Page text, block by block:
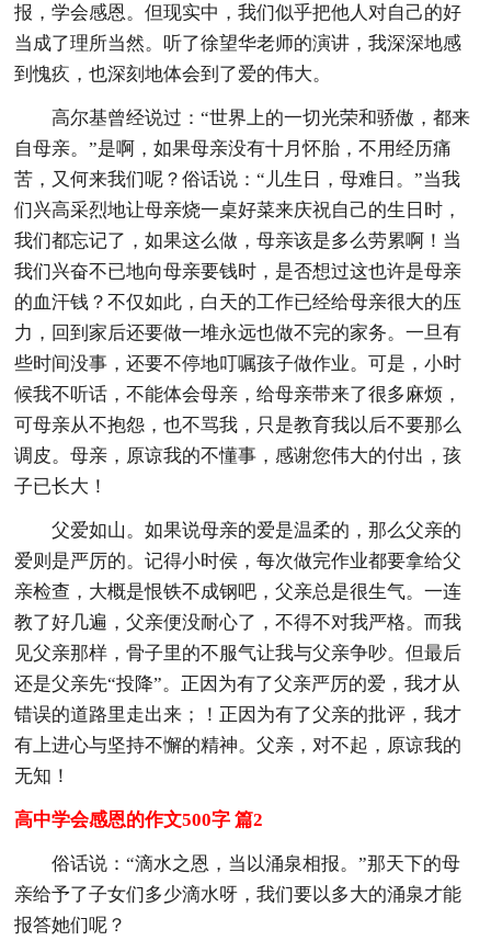
报，学会感恩。但现实中，我们似乎把他人对自己的好
当成了理所当然。听了徐望华老师的演讲，我深深地感
到愧疚，也深刻地体会到了爱的伟大。
高尔基曾经说过：“世界上的一切光荣和骄傲，都来
自母亲。”是啊，如果母亲没有十月怀胎，不用经历痛
苦，又何来我们呢？俗话说：“儿生日，母难日。”当我
们兴高采烈地让母亲烧一桌好菜来庆祝自己的生日时，
我们都忘记了，如果这么做，母亲该是多么劳累啊！当
我们兴奋不已地向母亲要钱时，是否想过这也许是母亲
的血汗钱？不仅如此，白天的工作已经给母亲很大的压
力，回到家后还要做一堆永远也做不完的家务。一旦有
些时间没事，还要不停地叮嘱孩子做作业。可是，小时
候我不听话，不能体会母亲，给母亲带来了很多麻烦，
可母亲从不抱怨，也不骂我，只是教育我以后不要那么
调皮。母亲，原谅我的不懂事，感谢您伟大的付出，孩
子已长大！
父爱如山。如果说母亲的爱是温柔的，那么父亲的
爱则是严厉的。记得小时侯，每次做完作业都要拿给父
亲检查，大概是恨铁不成钢吧，父亲总是很生气。一连
教了好几遍，父亲便没耐心了，不得不对我严格。而我
见父亲那样，骨子里的不服气让我与父亲争吵。但最后
还是父亲先“投降”。正因为有了父亲严厉的爱，我才从
错误的道路里走出来；！正因为有了父亲的批评，我才
有上进心与坚持不懈的精神。父亲，对不起，原谅我的
无知！
高中学会感恩的作文500字 篇2
俗话说：“滴水之恩，当以涌泉相报。”那天下的母
亲给予了子女们多少滴水呀，我们要以多大的涌泉才能
报答她们呢？